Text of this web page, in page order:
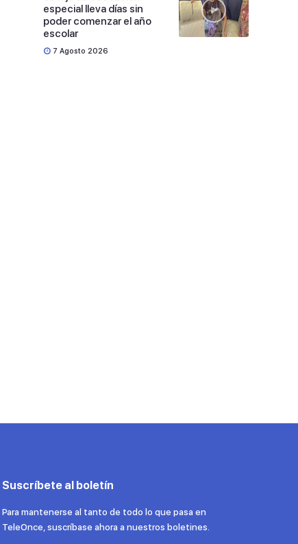
especial lleva días sin
poder comenzar el año
escolar
7 Agosto 2026
Suscríbete al boletín
Para mantenerse al tanto de todo lo que pasa en
TeleOnce, suscríbase ahora a nuestros boletines.